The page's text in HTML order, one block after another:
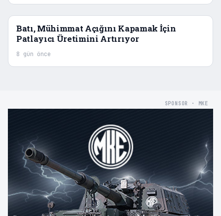
Batı, Mühimmat Açığını Kapamak İçin
Patlayıcı Üretimini Artırıyor
8 gün önce
SPONSOR · MKE